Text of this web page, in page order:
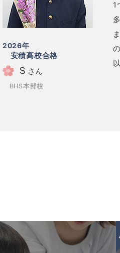
2026年
安積高校合格
Ｓ さん
BHS本部校
1